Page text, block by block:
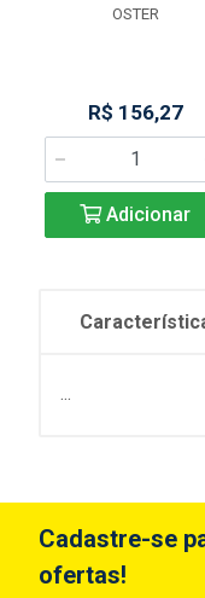
OSTER
R$ 156,27
Adicionar
Cadastre-se
ofertas!